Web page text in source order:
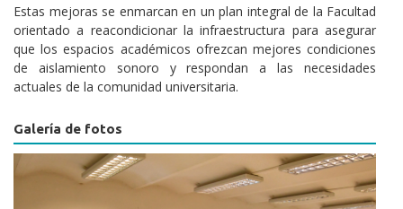
Estas mejoras se enmarcan en un plan integral de la Facultad
orientado a reacondicionar la infraestructura para asegurar
que los espacios académicos ofrezcan mejores condiciones
de aislamiento sonoro y respondan a las necesidades
actuales de la comunidad universitaria.
Galería de fotos